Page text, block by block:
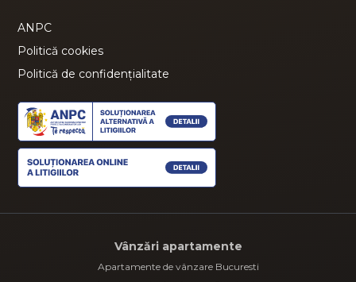
ANPC
Politică cookies
Politică de confidențialitate
Vânzări apartamente
Apartamente de vânzare Bucuresti